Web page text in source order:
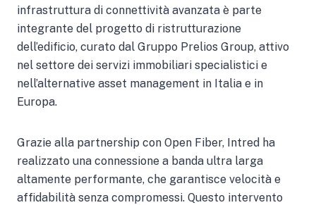
infrastruttura di connettività avanzata è parte
integrante del progetto di ristrutturazione
dell’edificio, curato dal Gruppo Prelios Group, attivo
nel settore dei servizi immobiliari specialistici e
nell’alternative asset management in Italia e in
Europa.
Grazie alla partnership con Open Fiber, Intred ha
realizzato una connessione a banda ultra larga
altamente performante, che garantisce velocità e
affidabilità senza compromessi. Questo intervento